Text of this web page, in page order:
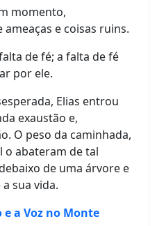
momento,
e coisas ruins.
de fé; a falta de fé
por ele.
Elias entrou
exaustão e,
O peso da caminhada,
o abateram de tal
de uma árvore e
sua vida.
e a Voz no Monte